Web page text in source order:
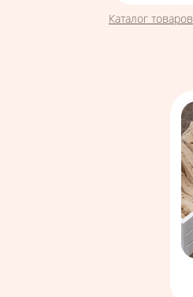
Вы здесь
Каталог товаров